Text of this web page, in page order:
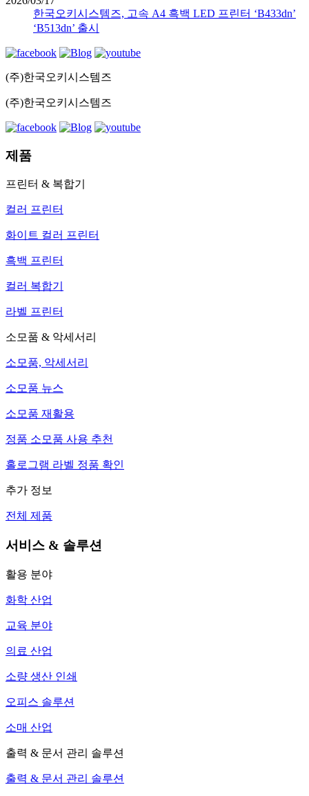
한국오키시스템즈, 고속 A4 흑백 LED 프린터 ‘B433dn’
‘B513dn’ 출시
(주)한국오키시스템즈
(주)한국오키시스템즈
제품
프린터 & 복합기
컬러 프린터
화이트 컬러 프린터
흑백 프린터
컬러 복합기
라벨 프린터
소모품 & 악세서리
소모품, 악세서리
소모품 뉴스
소모품 재활용
정품 소모품 사용 추천
홀로그램 라벨 정품 확인
추가 정보
전체 제품
서비스 & 솔루션
활용 분야
화학 산업
교육 분야
의료 산업
소량 생산 인쇄
오피스 솔루션
소매 산업
출력 & 문서 관리 솔루션
출력 & 문서 관리 솔루션